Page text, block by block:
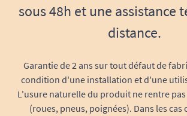
étape par étape.
déplacement
Pilotage contrôlé et arrêt
En cas d’imprévu, l’aidant peut à
sous 48h et une assistance
distance.
Garantie de 2 ans sur tout défaut de
condition d'une installation et d'une
L'usure naturelle du produit ne rentre
(roues, pneus, poignées). Dans les cas